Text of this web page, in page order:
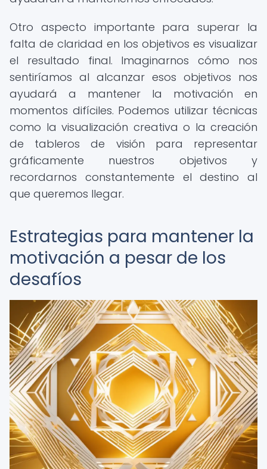
Otro aspecto importante para superar la
falta de claridad en los objetivos es visualizar
el resultado final. Imaginarnos cómo nos
sentiríamos al alcanzar esos objetivos nos
ayudará a mantener la motivación en
momentos difíciles. Podemos utilizar técnicas
como la visualización creativa o la creación
de tableros de visión para representar
gráficamente nuestros objetivos y
recordarnos constantemente el destino al
que queremos llegar.
Estrategias para mantener la
motivación a pesar de los
desafíos